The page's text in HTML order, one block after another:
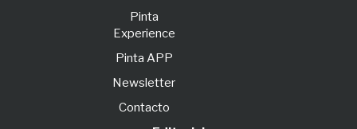
Pinta
Experience
Pinta APP
Newsletter
Contacto